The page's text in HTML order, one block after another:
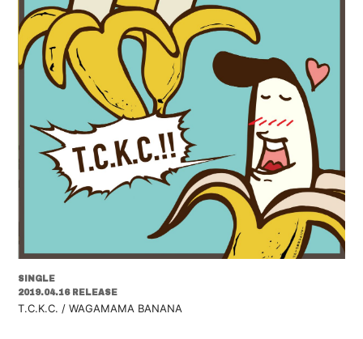
SINGLE
2019.04.16 RELEASE
T.C.K.C. / WAGAMAMA BANANA